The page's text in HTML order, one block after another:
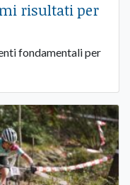
risultati per
fondamentali per